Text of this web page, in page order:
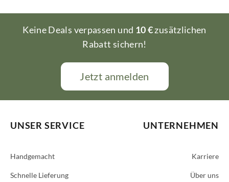
Keine Deals verpassen und 10 €zusätzlichen
Rabatt sichern!
Jetzt anmelden
UNSER SERVICE
Handgemacht
Schnelle Lieferung
UNTERNEHMEN
Karriere
Über uns